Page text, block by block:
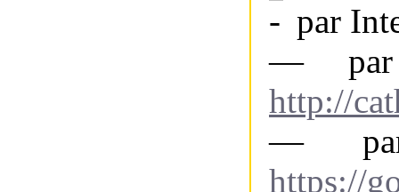
par
— par
http://
—
https://